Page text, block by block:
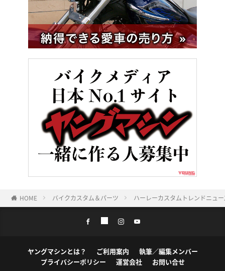
HOME バイクカスタム＆パーツ ハーレーカスタムトレンドニュ
ヤングマシンとは？ ご利用案内
執筆／編集メンバー
プライバシーポリシー
運営会社 お問い合せ